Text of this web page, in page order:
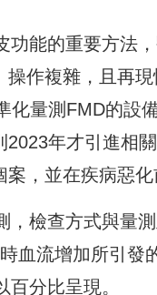
能的重要方法
作複雜，且再
量測FMD的設
年才引進相
，並在疾病惡化
，檢查方式與量
血流增加所引發
分比呈現。